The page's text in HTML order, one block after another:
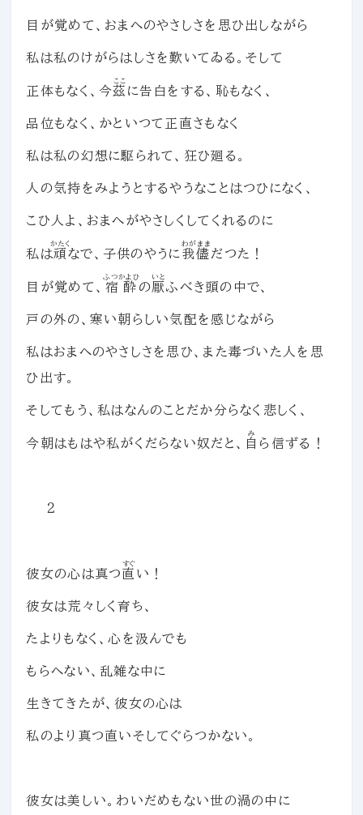
目が覚めて、おまへのやさしさを思ひ出しながら
私は私のけがらはしさを歎いてゐる。そして
正体もなく、今茲
ここ
に告白をする、恥もなく、
品位もなく、かといつて正直さもなく
私は私の幻想に駆られて、狂ひ廻る。
人の気持をみようとするやうなことはつひになく、
こひ人よ、おまへがやさしくしてくれるのに
私は頑
かたく
なで、子供のやうに 我儘
わがまま
だつた！
目が覚めて、 宿酔
ふつかよひ
の厭
いと
ふべき頭の中で、
戸の外の、寒い朝らしい気配を感じながら
私はおまへのやさしさを思ひ、また毒づいた人を思
ひ出す。
そしてもう、私はなんのことだか分らなく悲しく、
今朝はもはや私がくだらない奴だと、 自
み
ら信ずる！
２
彼女の心は真つ直
すぐ
い！
彼女は荒々しく育ち、
たよりもなく、心を汲んでも
もらへない、乱雑な中に
生きてきたが、彼女の心は
私のより真つ直いそしてぐらつかない。
彼女は美しい。わいだめもない世の渦の中に